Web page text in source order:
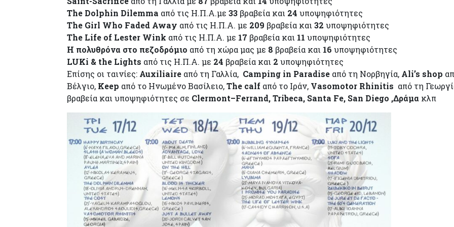
The Dolphin Dilemma από τις Η.Π.Α.με 33 βραβεία και 24 υποψηφιότητες
The Girl Who Faded Away από τις Η.Π.Α. με 209 βραβεία και 32 υποψηφιότητες
The Life of Lester Wink από τις Η.Π.Α. με 17 βραβεία και 11 υποψηφιότητες
Η πολυθρόνα στο πεζοδρόμιο από τη χώρα μας με 8 βραβεία και 16 υποψηφιότητες
LUKi & the Lights από τις Η.Π.Α. με 24 βραβεία και 2 υποψηφιότητες
Επίσης οι ταινίες: Auxiliaire από τη Γαλλία, Camping in Paradise από τη Νορβηγία, Ali’s shop
Βέλγιο, Keep από το Ηνωμένο Βασίλειο,The calf από το Ιράν, Vasomotor Rhinitis από τη
βραβεία και υποψηφιότητες σε Clermont–Ferrand,Tribeca, Santa Fe, San Diego ,Δράμα κλπ